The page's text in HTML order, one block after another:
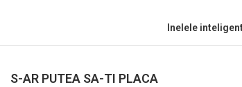
Inelele
S-AR PUTEA SA-TI PLACA